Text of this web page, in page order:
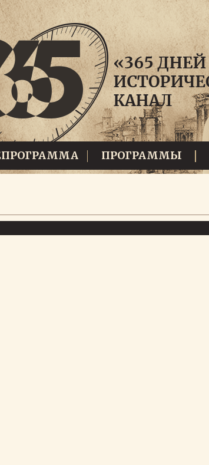
ПРОГРАММЫ